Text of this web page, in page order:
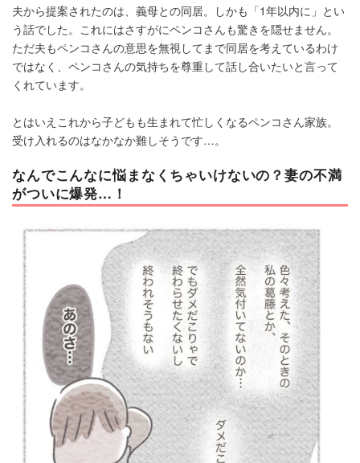
夫から提案されたのは、義母との同居。しかも「1年以内に」とい
う話でした。これにはさすがにペンコさんも驚きを隠せません。
ただ夫もペンコさんの意思を無視してまで同居を考えているわけ
ではなく、ペンコさんの気持ちを尊重して話し合いたいと言って
くれています。
とはいえこれから子どもも生まれて忙しくなるペンコさん家族。
受け入れるのはなかなか難しそうです…。
なんでこんなに悩まなくちゃいけないの？妻の不満
がついに爆発…！